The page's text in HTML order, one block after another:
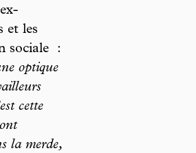
et les
sociale :
optique
cette
la merde,